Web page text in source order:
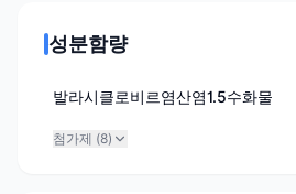
성분함량
발라시클로비르염산염1.5수화물
첨가제 (8)